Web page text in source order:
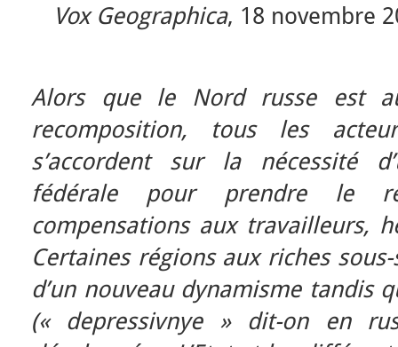
Vox Geographica, 18 novembre
Alors que le Nord russe est
recomposition, tous les
s’accordent sur la nécessité
fédérale pour prendre le
compensations aux travailleurs,
Certaines régions aux riches
d’un nouveau dynamisme tandis
(« depressivnye » dit-on en